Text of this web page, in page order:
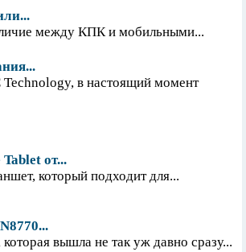
между КПК и мобильными...
в настоящий момент
от...
который подходит для...
вышла не так уж давно сразу...